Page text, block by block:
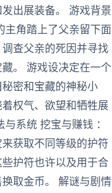
出展装备。 游戏背景
主角踏上了父亲留下面
查父亲的死因并寻找
。 游戏设决定在一个
密和宝藏的神秘小
权气、欲望和牺牲展
系统 挖宝与赚钱 ：
获取不同等级的护符
些护符也许以及用于合
取金币。 解谜与剧情